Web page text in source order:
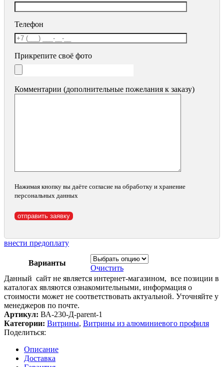
Телефон
Прикрепите своё фото
Комментарии (дополнительные пожелания к заказу)
Нажимая кнопку вы даёте согласие на обработку и хранение
персональных данных
внести предоплату
Варианты
Очистить
Данный сайт не является интернет-магазином, все позиции в
каталогах являются ознакомительными, информация о
стоимости может не соответствовать актуальной. Уточняйте у
менеджеров по почте.
Артикул: ВА-230-Д-parent-1
Категории: Витрины, Витрины из алюминиевого профиля
Поделиться:
Описание
Доставка